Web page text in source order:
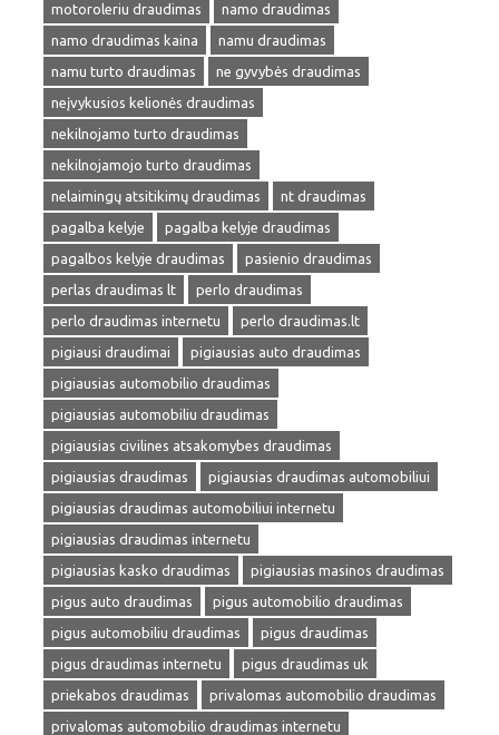
motoroleriu draudimas
namo draudimas
namo draudimas kaina
namu draudimas
namu turto draudimas
ne gyvybės draudimas
neįvykusios kelionės draudimas
nekilnojamo turto draudimas
nekilnojamojo turto draudimas
nelaimingų atsitikimų draudimas
nt draudimas
pagalba kelyje
pagalba kelyje draudimas
pagalbos kelyje draudimas
pasienio draudimas
perlas draudimas lt
perlo draudimas
perlo draudimas internetu
perlo draudimas.lt
pigiausi draudimai
pigiausias auto draudimas
pigiausias automobilio draudimas
pigiausias automobiliu draudimas
pigiausias civilines atsakomybes draudimas
pigiausias draudimas
pigiausias draudimas automobiliui
pigiausias draudimas automobiliui internetu
pigiausias draudimas internetu
pigiausias kasko draudimas
pigiausias masinos draudimas
pigus auto draudimas
pigus automobilio draudimas
pigus automobiliu draudimas
pigus draudimas
pigus draudimas internetu
pigus draudimas uk
priekabos draudimas
privalomas automobilio draudimas
privalomas automobilio draudimas internetu